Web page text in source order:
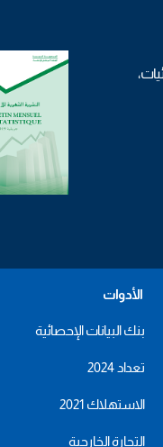
الأدوات
بنك البيانات الإحصائية
تعداد 2024
الاستهلاك 2021
التجارة الخارجية